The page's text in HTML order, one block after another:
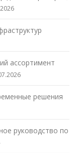
ассортимент
решения
руководство по